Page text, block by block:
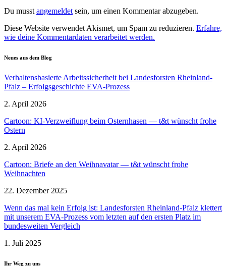
Du musst angemeldet sein, um einen Kommentar abzugeben.
Diese Website verwendet Akismet, um Spam zu reduzieren. Erfahre,
wie deine Kommentardaten verarbeitet werden.
Neues aus dem Blog
Verhal­tens­ba­sierte Arbeits­si­cherheit bei Landes­forsten Rheinland-
Pfalz – Erfolgs­ge­schichte EVA-Prozess
2. April 2026
Cartoon: KI-Verzweiflung beim Ostern­hasen — t&t wünscht frohe
Ostern
2. April 2026
Cartoon: Briefe an den Weihnavatar — t&t wünscht frohe
Weihnachten
22. Dezember 2025
Wenn das mal kein Erfolg ist: Landes­forsten Rheinland-Pfalz klettert
mit unserem EVA-Prozess vom letzten auf den ersten Platz im
bundes­weiten Vergleich
1. Juli 2025
Ihr Weg zu uns